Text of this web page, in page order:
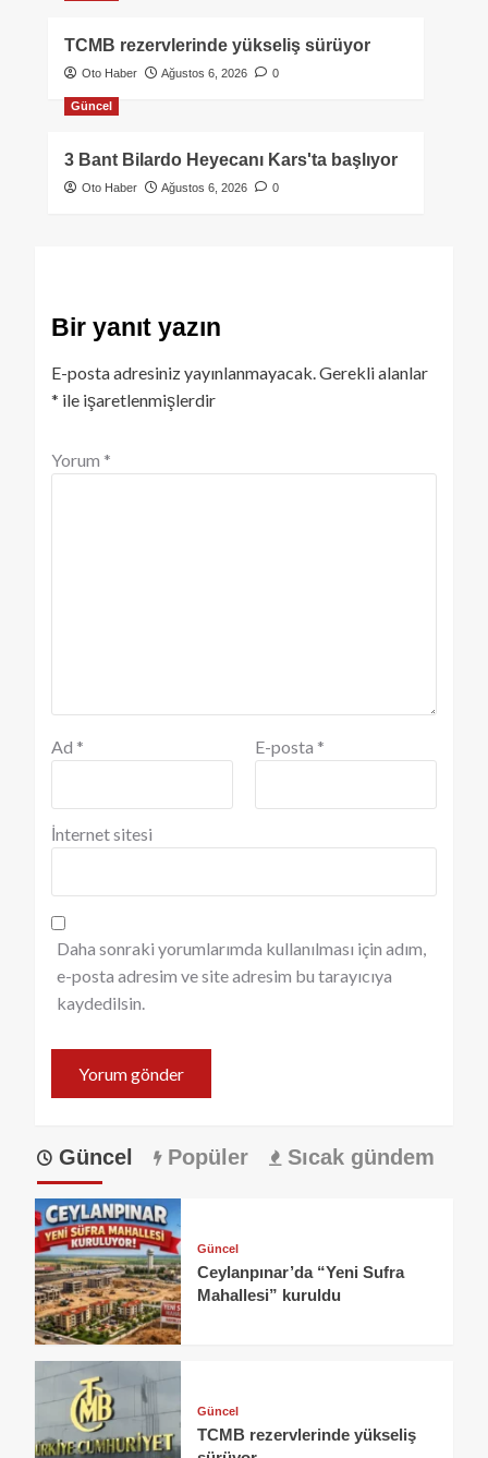
TCMB rezervlerinde yükseliş sürüyor
Oto Haber Ağustos 6, 2026 0
Güncel
3 Bant Bilardo Heyecanı Kars'ta başlıyor
Oto Haber Ağustos 6, 2026 0
Bir yanıt yazın
E-posta adresiniz yayınlanmayacak.Gerekli alanlar
* ile işaretlenmişlerdir
Yorum *
Ad * E-posta *
İnternet sitesi
Daha sonraki yorumlarımda kullanılması için adım,
e-posta adresim ve site adresim bu tarayıcıya
kaydedilsin.
Güncel Popüler Sıcak gündem
Güncel
Ceylanpınar’da “Yeni Sufra
Mahallesi” kuruldu
Güncel
TCMB rezervlerinde yükseliş